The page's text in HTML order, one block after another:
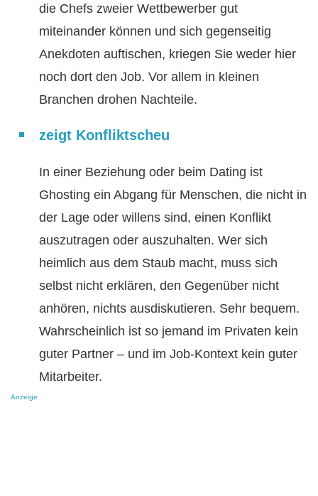
die Chefs zweier Wettbewerber gut
miteinander können und sich gegenseitig
Anekdoten auftischen, kriegen Sie weder hier
noch dort den Job. Vor allem in kleinen
Branchen drohen Nachteile.
zeigt Konfliktscheu
In einer Beziehung oder beim Dating ist
Ghosting ein Abgang für Menschen, die nicht in
der Lage oder willens sind, einen Konflikt
auszutragen oder auszuhalten. Wer sich
heimlich aus dem Staub macht, muss sich
selbst nicht erklären, den Gegenüber nicht
anhören, nichts ausdiskutieren. Sehr bequem.
Wahrscheinlich ist so jemand im Privaten kein
guter Partner – und im Job-Kontext kein guter
Mitarbeiter.
Anzeige